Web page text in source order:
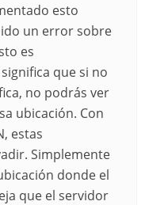
esto
un error sobre
es
que si no
no podrás ver
ubicación. Con
estas
Simplemente
donde el
que el servidor